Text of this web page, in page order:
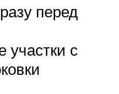
перед
участки с